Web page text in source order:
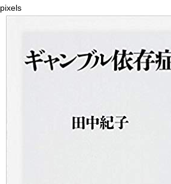
pixels